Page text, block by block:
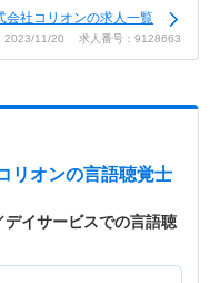
会社コリオンの求人一覧
2023/11/20 求人番号：9128663
リオンの言語聴覚士
デイサービスでの言語聴